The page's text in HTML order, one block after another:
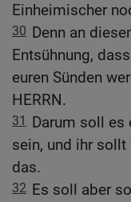
Einheimischer
30 Denn an
Entsühnung,
euren Sünden
HERRN.
31
Darum soll es
sein, und ihr sollt
das.
32 Es soll aber